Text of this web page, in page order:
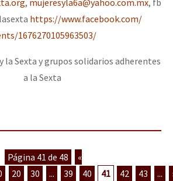
https://www.facebook.com/
1676270105963503/
la Sexta y grupos solidarios adherentes
a la Sexta
Página 41 de 48
«
20 30 ... 39 40 41 42 43 ...